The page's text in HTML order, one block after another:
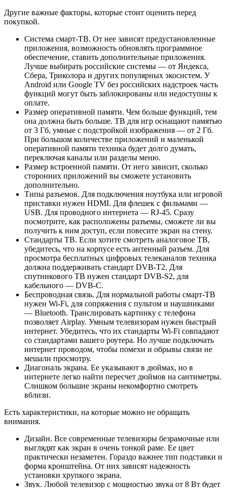
Другие важные факторы, которые стоит оценить перед
покупкой.
Система смарт-ТВ. От нее зависят предустановленные
приложения, возможность обновлять программное
обеспечение, ставить дополнительные приложения.
Лучше выбирать российские системы — от Яндекса,
Сбера, Триколора и других популярных экосистем. У
Android или Google TV без российских надстроек часть
функций могут быть заблокированы или недоступны к
оплате.
Размер оперативной памяти. Чем больше функций, тем
она должна быть больше. ТВ для игр оснащают памятью
от 3 Гб, умные с подстройкой изображения — от 2 Гб.
При большом количестве приложений и маленькой
оперативной памяти техника будет долго думать,
переключая каналы или разделы меню.
Размер встроенной памяти. От него зависит, сколько
сторонних приложений вы сможете установить
дополнительно.
Типы разъемов. Для подключения ноутбука или игровой
приставки нужен HDMI. Для флешек с фильмами —
USB. Для проводного интернета — RJ-45. Сразу
посмотрите, как расположены разъемы, сможете ли вы
получить к ним доступ, если повесите экран на стену.
Стандарты ТВ. Если хотите смотреть аналоговое ТВ,
убедитесь, что на корпусе есть антенный разъем. Для
просмотра бесплатных цифровых телеканалов техника
должна поддерживать стандарт DVB-T2. Для
спутникового ТВ нужен стандарт DVB-S2, для
кабельного — DVB-C.
Беспроводная связь. Для нормальной работы смарт-ТВ
нужен Wi-Fi, для сопряжения с пультом и наушниками
— Bluetooth. Транслировать картинку с телефона
позволяет Airplay. Умным телевизорам нужен быстрый
интернет. Убедитесь, что их стандарты Wi-Fi совпадают
со стандартами вашего роутера. Но лучше подключать
интернет проводом, чтобы помехи и обрывы связи не
мешали просмотру.
Диагональ экрана. Ее указывают в дюймах, но в
интернете легко найти пересчет дюймов на сантиметры.
Слишком большие экраны некомфортно смотреть
вблизи.
Есть характеристики, на которые можно не обращать
внимания.
Дизайн. Все современные телевизоры безрамочные или
выглядят как экран в очень тонкой раме. Ее цвет
практически незаметен. Гораздо важнее тип подставки и
форма кронштейна. От них зависят надежность
установки хрупкого экрана.
Звук. Любой телевизор с мощностью звука от 8 Вт будет